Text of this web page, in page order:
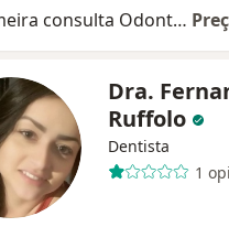
Primeira consulta Odontológica
Dra.
Ruffolo
Dentista
1